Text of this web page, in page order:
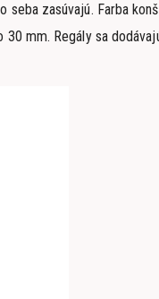
seba zasúvajú. Farba
mm. Regály sa